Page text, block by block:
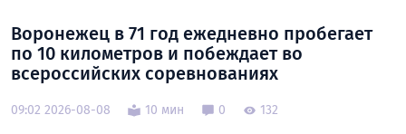
Воронежец в 71 год ежедневно пробегает
по 10 километров и побеждает во
всероссийских соревнованиях
09:02 2026-08-08 10 мин 0 132